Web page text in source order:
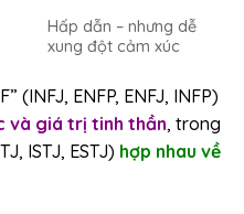
Hấp dẫn – nhưng dễ
xung đột cảm xúc
(INFJ, ENFP, ENFJ, INFP)
và giá trị tinh thần, trong
ISTJ, ESTJ) hợp nhau về